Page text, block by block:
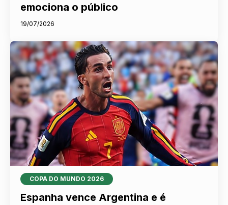
emociona o público
19/07/2026
COPA DO MUNDO 2026
Espanha vence Argentina e é